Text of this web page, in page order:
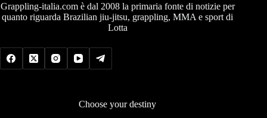
Grappling-italia.com è dal 2008 la primaria fonte di notizie per
quanto riguarda Brazilian jiu-jitsu, grappling, MMA e sport di
Lotta
Choose your destiny